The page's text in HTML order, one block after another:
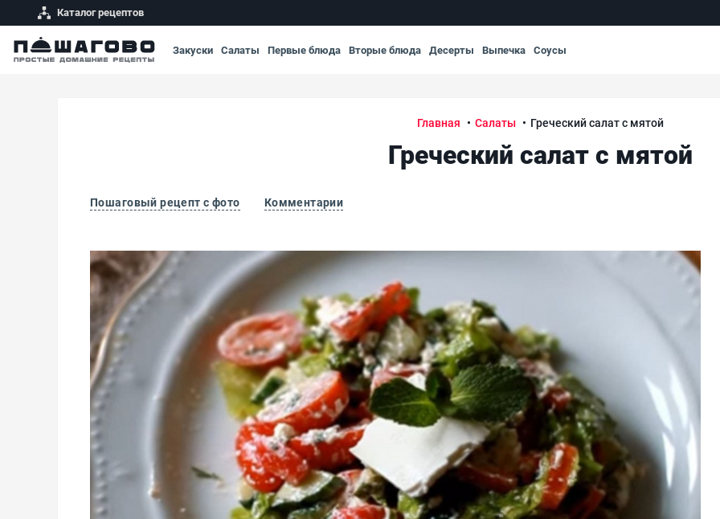
Каталог рецептов
Закуски Салаты Первые блюда Вторые блюда Десерты Выпечка Соусы
Главная Салаты Греческий салат с мятой
Греческий салат с мятой
Пошаговый рецепт с фото Комментарии
Греческий салат с мятой